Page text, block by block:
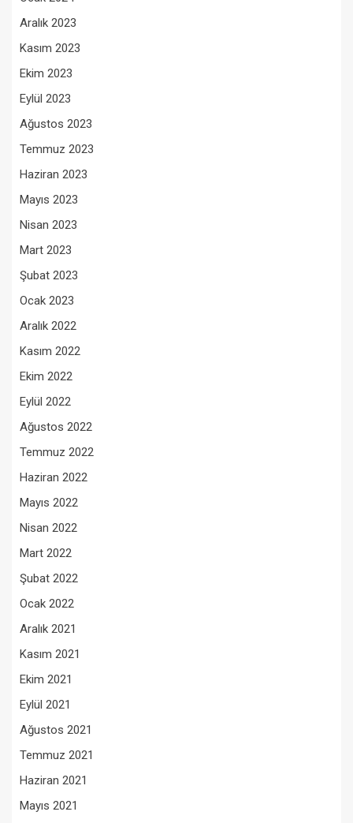
Aralık 2023
Kasım 2023
Ekim 2023
Eylül 2023
Ağustos 2023
Temmuz 2023
Haziran 2023
Mayıs 2023
Nisan 2023
Mart 2023
Şubat 2023
Ocak 2023
Aralık 2022
Kasım 2022
Ekim 2022
Eylül 2022
Ağustos 2022
Temmuz 2022
Haziran 2022
Mayıs 2022
Nisan 2022
Mart 2022
Şubat 2022
Ocak 2022
Aralık 2021
Kasım 2021
Ekim 2021
Eylül 2021
Ağustos 2021
Temmuz 2021
Haziran 2021
Mayıs 2021